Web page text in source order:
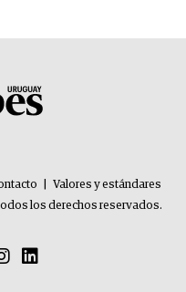
Valores y estándares
los derechos reservados.